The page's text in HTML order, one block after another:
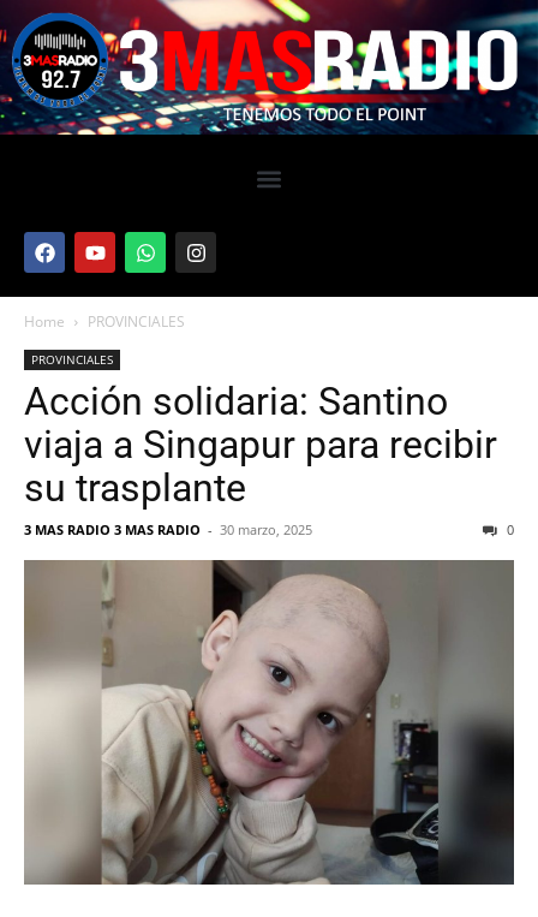
Home PROVINCIALES
PROVINCIALES
Acción solidaria: Santino
viaja a Singapur para recibir
su trasplante
3 MAS RADIO 3 MAS RADIO - 30 marzo, 2025 0